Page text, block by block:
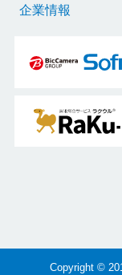
企業情報
Copyright ©